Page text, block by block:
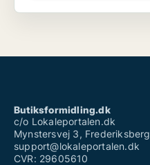
Butiksformidling.dk
c/o Lokaleportalen.dk
Mynstersvej 3, Frederiksberg
support@lokaleportalen.dk
CVR: 29605610